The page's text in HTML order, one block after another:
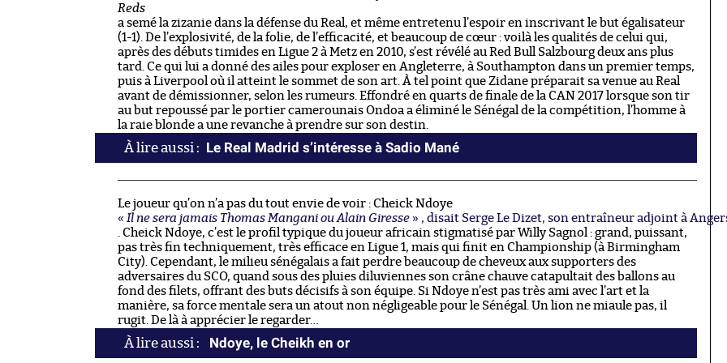
Reds
a semé la zizanie dans la défense du Real, et même entretenu l’espoir en inscrivant le but égalisateur
(1-1). De l’explosivité, de la folie, de l’efficacité, et beaucoup de cœur : voilà les qualités de celui qui,
après des débuts timides en Ligue 2 à Metz en 2010, s’est révélé au Red Bull Salzbourg deux ans plus
tard. Ce qui lui a donné des ailes pour exploser en Angleterre, à Southampton dans un premier temps,
puis à Liverpool où il atteint le sommet de son art. À tel point que Zidane préparait sa venue au Real
avant de démissionner, selon les rumeurs. Effondré en quarts de finale de la CAN 2017 lorsque son tir
au but repoussé par le portier camerounais Ondoa a éliminé le Sénégal de la compétition, l’homme à
la raie blonde a une revanche à prendre sur son destin.
Le Real Madrid s’intéresse à Sadio Mané
Le joueur qu’on n’a pas du tout envie de voir : Cheick Ndoye
« Il ne sera jamais Thomas Mangani ou Alain Giresse » , disait Serge Le Dizet, son entraîneur adjoint à
. Cheick Ndoye, c’est le profil typique du joueur africain stigmatisé par Willy Sagnol : grand, puissant,
pas très fin techniquement, très efficace en Ligue 1, mais qui finit en Championship (à Birmingham
City). Cependant, le milieu sénégalais a fait perdre beaucoup de cheveux aux supporters des
adversaires du SCO, quand sous des pluies diluviennes son crâne chauve catapultait des ballons au
fond des filets, offrant des buts décisifs à son équipe. Si Ndoye n’est pas très ami avec l’art et la
manière, sa force mentale sera un atout non négligeable pour le Sénégal. Un lion ne miaule pas, il
rugit. De là à apprécier le regarder…
Ndoye, le Cheikh en or